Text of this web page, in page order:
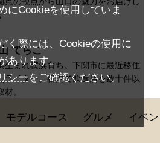
てらこ
生まれ横浜育ち。下関市に最近移住
ライター。都内で飲食店を数十件以
材。
モデルコース グルメ イベ
にCookieを使用していま
く際には、Cookieの使用に
あります。
シーをご確認ください。